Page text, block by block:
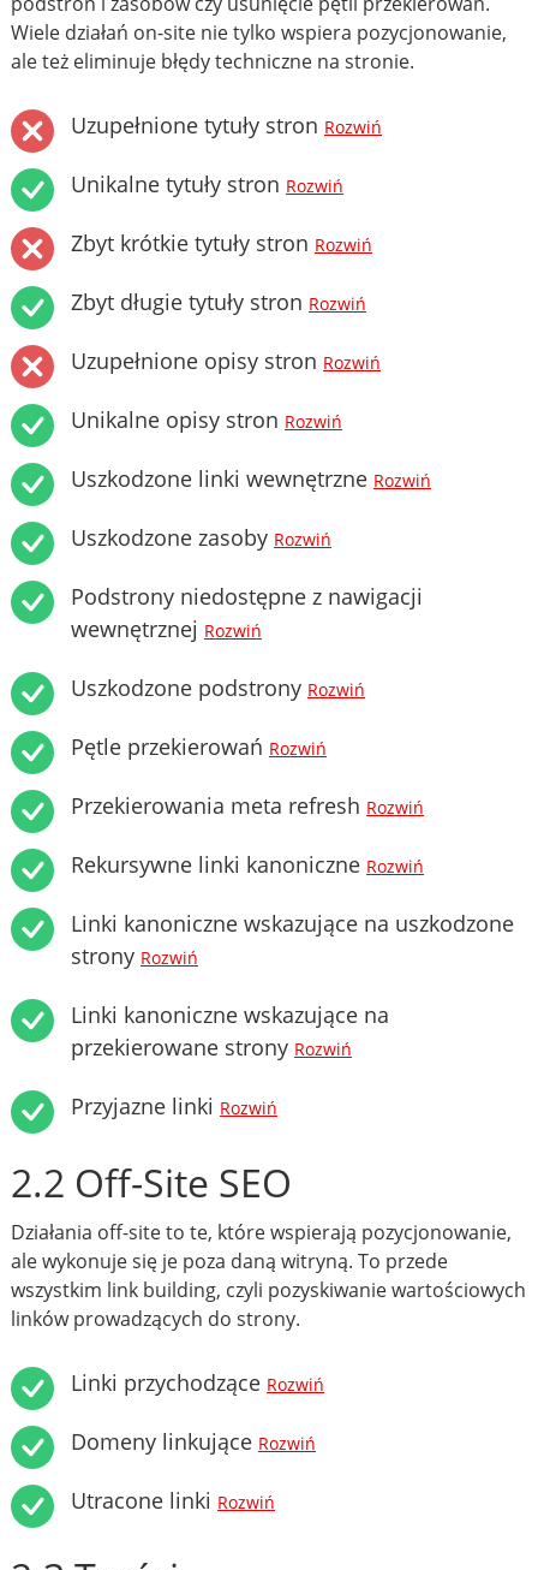
Wiele działań on-site nie tylko wspiera pozycjonowanie,
ale też eliminuje błędy techniczne na stronie.
Uzupełnione tytuły stron Rozwiń
Unikalne tytuły stron Rozwiń
Zbyt krótkie tytuły stron Rozwiń
Zbyt długie tytuły stron Rozwiń
Uzupełnione opisy stron Rozwiń
Unikalne opisy stron Rozwiń
Uszkodzone linki wewnętrzne Rozwiń
Uszkodzone zasoby Rozwiń
Podstrony niedostępne z nawigacji
wewnętrznej Rozwiń
Uszkodzone podstrony Rozwiń
Pętle przekierowań Rozwiń
Przekierowania meta refresh Rozwiń
Rekursywne linki kanoniczne Rozwiń
Linki kanoniczne wskazujące na uszkodzone
strony Rozwiń
Linki kanoniczne wskazujące na
przekierowane strony Rozwiń
Przyjazne linki Rozwiń
2.2 Off-Site SEO
Działania off-site to te, które wspierają pozycjonowanie,
ale wykonuje się je poza daną witryną. To przede
wszystkim link building, czyli pozyskiwanie wartościowych
linków prowadzących do strony.
Linki przychodzące Rozwiń
Domeny linkujące Rozwiń
Utracone linki Rozwiń